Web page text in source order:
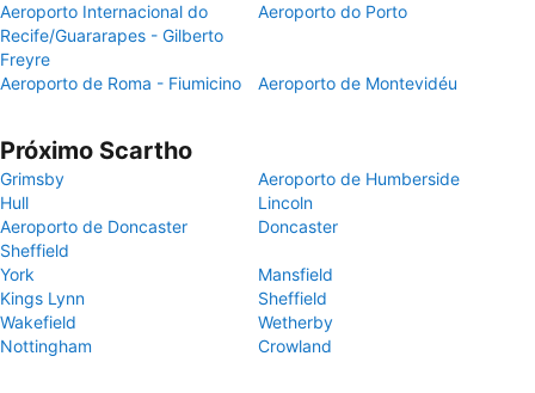
Aeroporto Internacional do
Recife/Guararapes - Gilberto
Freyre
Aeroporto do Porto
Aeroporto de Roma - Fiumicino Aeroporto de Montevidéu
Próximo Scartho
Grimsby
Aeroporto de Humberside
Hull
Lincoln
Aeroporto de Doncaster
Sheffield
Doncaster
York
Mansfield
Kings Lynn
Sheffield
Wakefield
Wetherby
Nottingham
Crowland